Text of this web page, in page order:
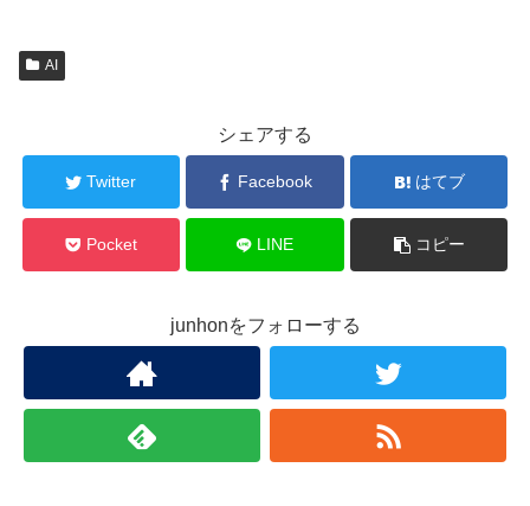
AI
シェアする
Twitter Facebook はてブ
Pocket LINE コピー
junhonをフォローする